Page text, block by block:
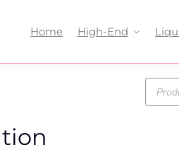
Home High-End